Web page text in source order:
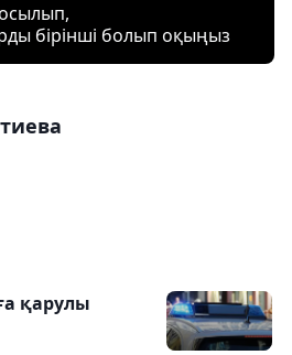
бірінші болып оқыңыз
қарулы